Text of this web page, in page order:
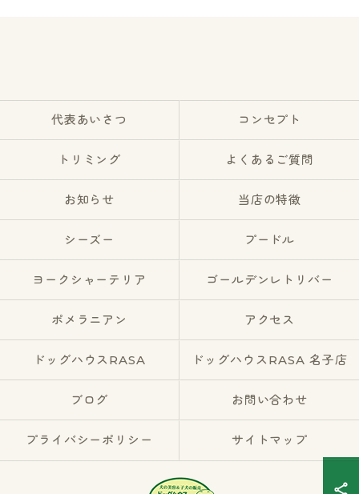
代表あいさつ コンセプト
トリミング よくあるご質問
お知らせ 当店の特徴
シーズー プードル
ヨークシャーテリア ゴールデンレトリバー
ポメラニアン アクセス
ドッグハウスRASA ドッグハウスRASA 名子店
ブログ お問い合わせ
プライバシーポリシー サイトマップ